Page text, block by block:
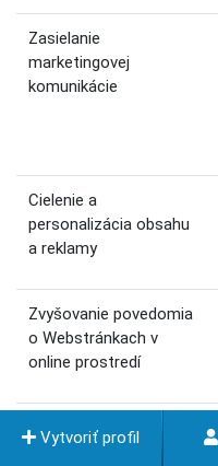
Zasielanie
marketingovej
komunikácie
Cielenie a
personalizácia obsahu
a reklamy
Zvyšovanie povedomia
o Webstránkach v
online prostredí
Organizovanie
spotrebiteľských
Vytvoriť profil